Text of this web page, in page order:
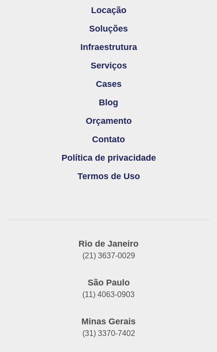
Locação
Soluções
Infraestrutura
Serviços
Cases
Blog
Orçamento
Contato
Política de privacidade
Termos de Uso
Rio de Janeiro
(21) 3637-0029
São Paulo
(11) 4063-0903
Minas Gerais
(31) 3370-7402